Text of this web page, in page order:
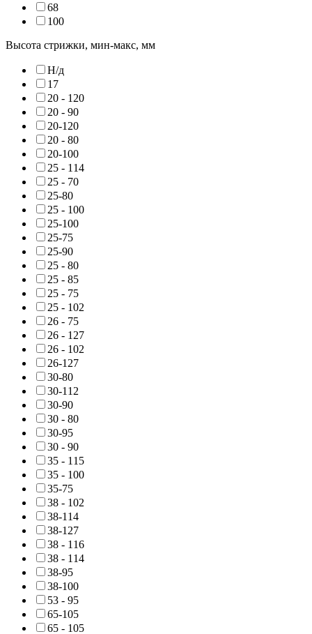
68
100
Высота стрижки, мин-макс, мм
Н/д
17
20 - 120
20 - 90
20-120
20 - 80
20-100
25 - 114
25 - 70
25-80
25 - 100
25-100
25-75
25-90
25 - 80
25 - 85
25 - 75
25 - 102
26 - 75
26 - 127
26 - 102
26-127
30-80
30-112
30-90
30 - 80
30-95
30 - 90
35 - 115
35 - 100
35-75
38 - 102
38-114
38-127
38 - 116
38 - 114
38-95
38-100
53 - 95
65-105
65 - 105